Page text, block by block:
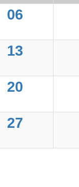
06
13
20
27